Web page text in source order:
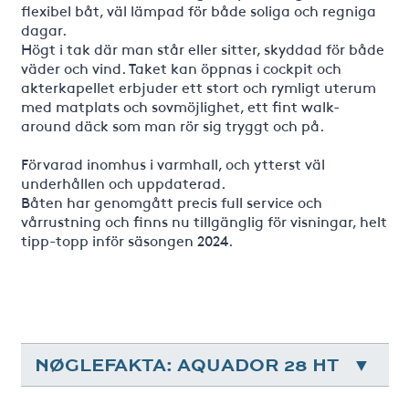
flexibel båt, väl lämpad för både soliga och regniga
dagar.
Högt i tak där man står eller sitter, skyddad för både
väder och vind. Taket kan öppnas i cockpit och
akterkapellet erbjuder ett stort och rymligt uterum
med matplats och sovmöjlighet, ett fint walk-
around däck som man rör sig tryggt och på.
Förvarad inomhus i varmhall, och ytterst väl
underhållen och uppdaterad.
Båten har genomgått precis full service och
vårrustning och finns nu tillgänglig för visningar, helt
tipp-topp inför säsongen 2024.
NØGLEFAKTA: AQUADOR 28 HT